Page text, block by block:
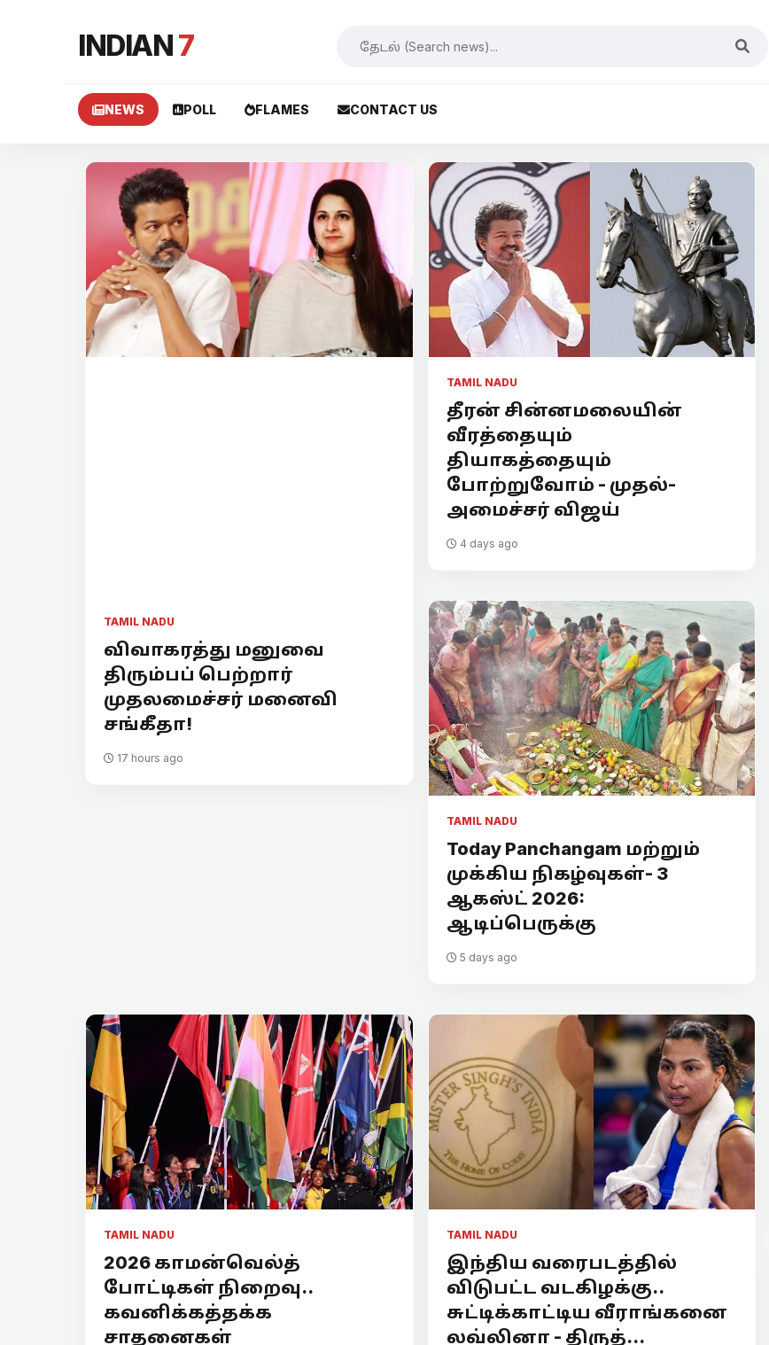
INDIAN7
NEWS POLL FLAMES CONTACT US
TAMIL NADU
விவாகரத்து மனுவை
திரும்பப் பெற்றார்
முதலமைச்சர் மனைவி
சங்கீதா!
17 hours ago
TAMIL NADU
தீரன் சின்னமலையின்
வீரத்தையும்
தியாகத்தையும்
போற்றுவோம் - முதல்-
அமைச்சர் விஜய்
4 days ago
TAMIL NADU
Today Panchangam மற்றும்
முக்கிய நிகழ்வுகள்- 3
ஆகஸ்ட் 2026:
ஆடிப்பெருக்கு
5 days ago
TAMIL NADU
2026 காமன்வெல்த்
போட்டிகள் நிறைவு..
கவனிக்கத்தக்க
சாதனைகள்
TAMIL NADU
இந்திய வரைபடத்தில்
விடுபட்ட வடகிழக்கு..
சுட்டிக்காட்டிய வீராங்கனை
லவ்லினா - திருத்...